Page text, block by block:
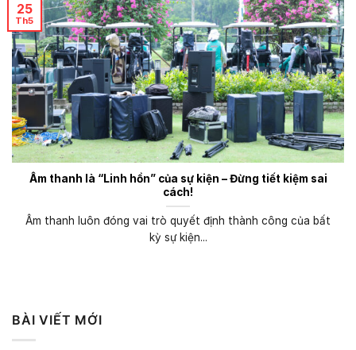
Âm thanh là “Linh hồn” của sự kiện – Đừng tiết kiệm sai
cách!
Âm thanh luôn đóng vai trò quyết định thành công của bất
kỳ sự kiện...
25
Th5
BÀI VIẾT MỚI